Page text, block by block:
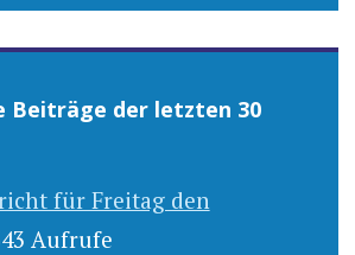
Beiträge der letzten 30
für Freitag den
Aufrufe